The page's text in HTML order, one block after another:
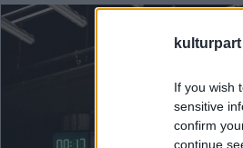
kulturpart
If you wish
sensitive
confirm
continue